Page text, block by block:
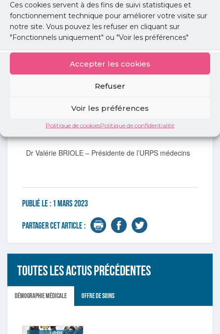
Ces cookies servent à des fins de suivi statistiques et
fonctionnement technique pour améliorer votre visite sur
notre site. Vous pouvez les refuser en cliquant sur
"Fonctionnels uniquement" ou "Voir les préférences"
Accepter les cookies
Refuser
Voir les préférences
Politique de cookiesPolitique de confidentialité
Les limites de la politique du forfait, ROSP… : Dr
Éric WEINBERG – Médecin Généraliste
Investir dans un environnement réglementaire
stable : Dr Pryscille KAMTCHUENG –
ministérielles : Dr Laurent LALOUM –
Ophtalmologiste
16h45 – Conclusion : attractivité : les pistes de
Dr Valérie BRIOLE – Présidente de l’URPS médecins
Publié le : 1 mars 2023
Partager cet article :
Toutes les actus précédentes
Démographie médicale Offre de soins